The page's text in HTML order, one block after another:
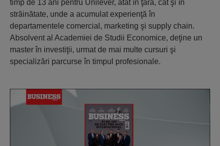
timp de 13 ani pentru Unilever, atât în ţară, cât şi în
străinătate, unde a acumulat experienţă în
departamentele comercial, marketing şi supply chain.
Absolvent al Academiei de Studii Economice, deţine un
master în investiţii, urmat de mai multe cursuri şi
specializări parcurse în timpul profesionale.